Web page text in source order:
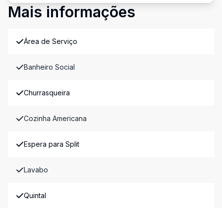
Mais informações
Área de Serviço
Banheiro Social
Churrasqueira
Cozinha Americana
Espera para Split
Lavabo
Quintal